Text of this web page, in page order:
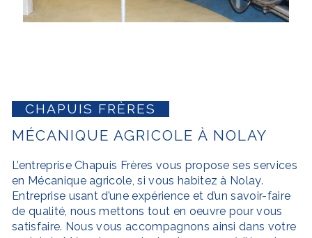
CHAPUIS FRÈRES
MÉCANIQUE AGRICOLE À NOLAY
L’entrepriseChapuis Frères vous propose ses services
en Mécanique agricole, si vous habitez à Nolay.
Entreprise usant d’une expérience et d’un savoir-faire
de qualité, nous mettons tout en oeuvre pour vous
satisfaire. Nous vous accompagnons ainsi dans votre